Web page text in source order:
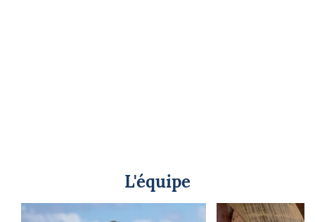
L'équipe